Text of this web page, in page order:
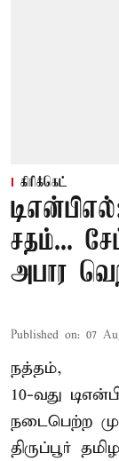
கிரிக்கெட்
சதம்...
அபார
Published on: 07
நத்தம்,
10-வது
நடைபெற்ற
திருப்பூர்